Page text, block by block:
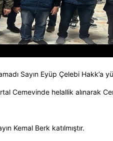
Sayın Eyüp Çelebi Hakk’a
Cemevinde helallik alınarak
Kemal Berk katılmıştır.